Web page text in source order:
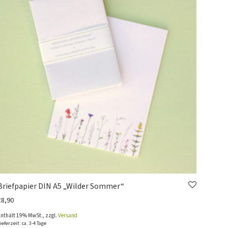
DIN A5 „Wilder Sommer“
8,90
19% MwSt., zzgl.Versand
ca. 3-4 Tage